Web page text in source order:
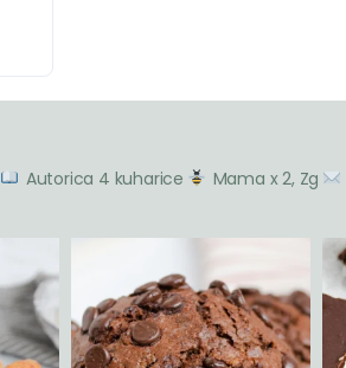
Autorica 4 kuharice Mama x 2, Zg